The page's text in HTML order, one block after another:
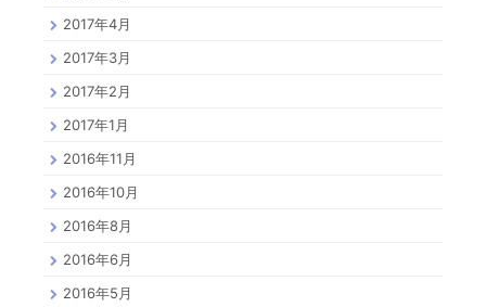
2017年4月
2017年3月
2017年2月
2017年1月
2016年11月
2016年10月
2016年8月
2016年6月
2016年5月